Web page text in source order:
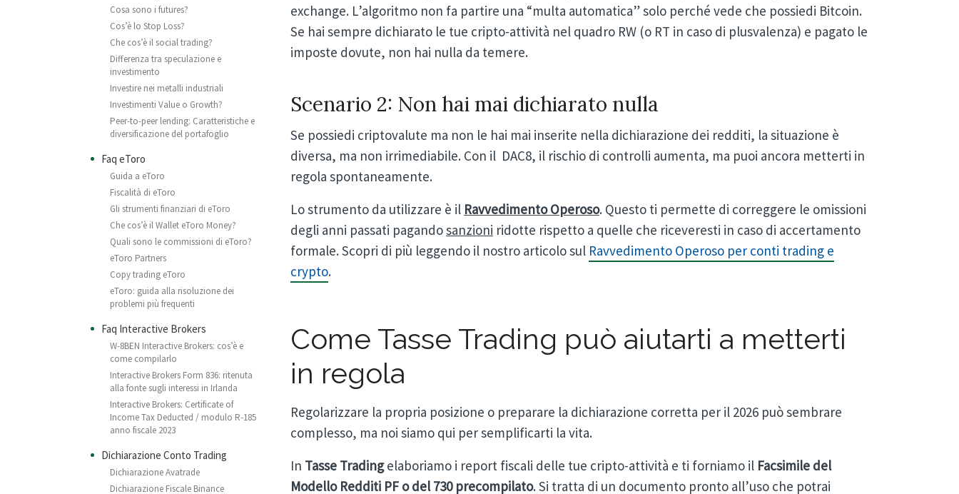
exchange. L’algoritmo non fa partire una “multa automatica” solo perché vede che possiedi Bitcoin.
Se hai sempre dichiarato le tue cripto-attività nel quadro RW (o RT in caso di plusvalenza) e pagato le
imposte dovute, non hai nulla da temere.
Scenario 2: Non hai mai dichiarato nulla
Se possiedi criptovalute ma non le hai mai inserite nella dichiarazione dei redditi, la situazione è
diversa, ma non irrimediabile. Con il DAC8, il rischio di controlli aumenta, ma puoi ancora metterti in
regola spontaneamente.
Lo strumento da utilizzare è il Ravvedimento Operoso. Questo ti permette di correggere le omissioni
degli anni passati pagandosanzioni ridotte rispetto a quelle che riceveresti in caso di accertamento
formale. Scopri di più leggendo il nostro articolo sul Ravvedimento Operoso per conti trading e
crypto.
Come Tasse Trading può aiutarti a metterti
in regola
Regolarizzare la propria posizione o preparare la dichiarazione corretta per il 2026 può sembrare
complesso, ma noi siamo qui per semplificarti la vita.
In Tasse Tradingelaboriamo i report fiscali delle tue cripto-attività e ti forniamo il Facsimile del
Modello Redditi PF o del 730 precompilato. Si tratta di un documento pronto all’uso che potrai
Cosa sono i futures?
Cos’è lo Stop Loss?
Che cos’è il social trading?
Differenza tra speculazione e
investimento
Investire nei metalli industriali
Investimenti Value o Growth?
Peer-to-peer lending: Caratteristiche e
diversificazione del portafoglio
Faq eToro
Guida a eToro
Fiscalità di eToro
Gli strumenti finanziari di eToro
Che cos’è il Wallet eToro Money?
Quali sono le commissioni di eToro?
eToro Partners
Copy trading eToro
eToro: guida alla risoluzione dei
problemi più frequenti
Faq Interactive Brokers
W-8BEN Interactive Brokers: cos’è e
come compilarlo
Interactive Brokers Form 836: ritenuta
alla fonte sugli interessi in Irlanda
Interactive Brokers: Certificate of
Income Tax Deducted / modulo R-185
anno fiscale 2023
Dichiarazione Conto Trading
Dichiarazione Avatrade
Dichiarazione Fiscale Binance